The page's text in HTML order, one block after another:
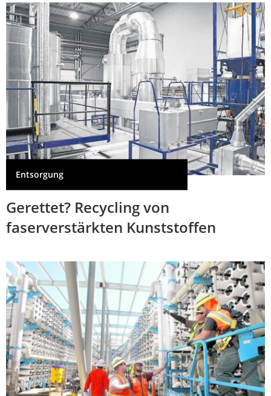
Entsorgung
Gerettet? Recycling von
faserverstärkten Kunststoffen